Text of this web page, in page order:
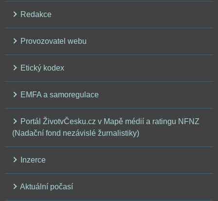
Redakce
Provozovatel webu
Etický kodex
EMFA a samoregulace
Portál ŽivotvČesku.cz v Mapě médií a ratingu NFNZ
(Nadační fond nezávislé žurnalistiky)
Inzerce
Aktuální počasí